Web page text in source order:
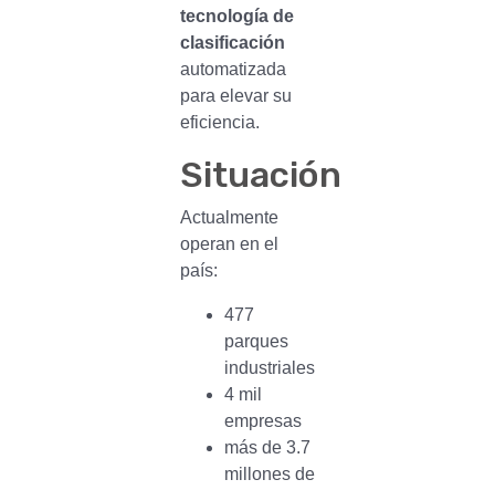
tecnología de
clasificación
automatizada
para elevar su
eficiencia.
Situación
Actualmente
operan en el
país:
477
parques
industriales
4 mil
empresas
más de 3.7
millones de